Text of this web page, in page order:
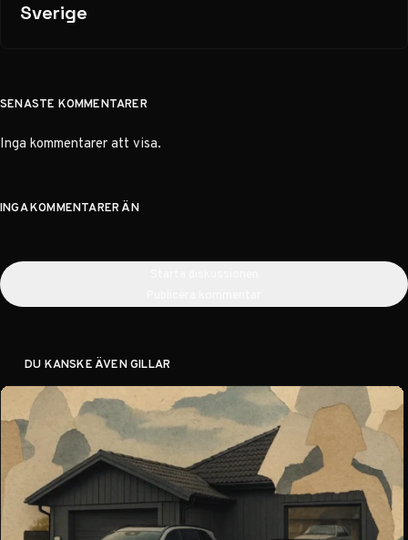
Sverige
SENASTE KOMMENTARER
Inga kommentarer att visa.
INGA KOMMENTARER ÄN
DU KANSKE ÄVEN GILLAR